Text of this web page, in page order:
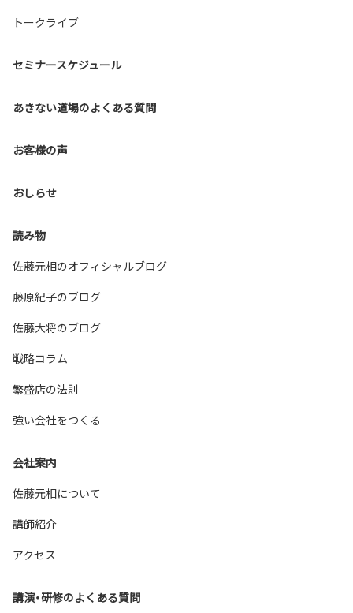
トークライブ
セミナースケジュール
あきない道場のよくある質問
お客様の声
おしらせ
読み物
佐藤元相のオフィシャルブログ
藤原紀子のブログ
佐藤大将のブログ
戦略コラム
繁盛店の法則
強い会社をつくる
会社案内
佐藤元相について
講師紹介
アクセス
講演・研修のよくある質問